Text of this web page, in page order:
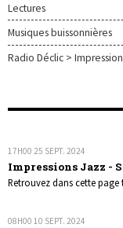
Lectures
Musiques buissonnières
Radio Déclic >
17H00 25 SEPT. 2024
Impressions Jazz -
Retrouvez dans cette page
08H00 10 SEPT. 2024